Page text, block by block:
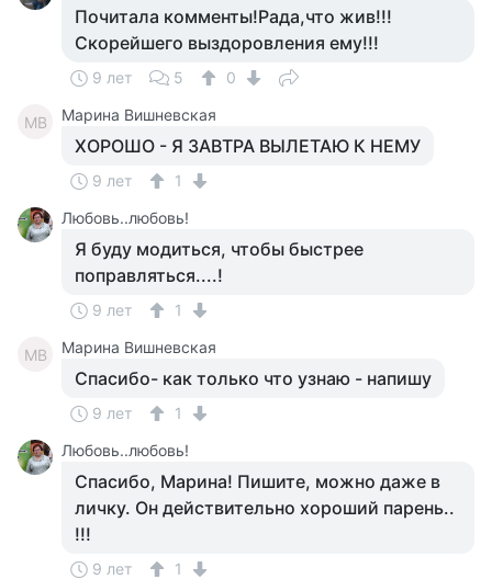
Почитала комменты!Рада,что жив!!!
Скорейшего выздоровления ему!!!
9 лет 5 0
МВ Марина Вишневская
ХОРОШО - Я ЗАВТРА ВЫЛЕТАЮ К НЕМУ
9 лет
1
Любовь..любовь!
Я буду модиться, чтобы быстрее
поправляться....!
9 лет 1
МВ Марина Вишневская
Спасибо- как только что узнаю - напишу
9 лет
1
Любовь..любовь!
Спасибо, Марина! Пишите, можно даже в
личку. Он действительно хороший парень..
!!!
9 лет
1